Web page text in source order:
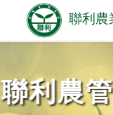
聯利農